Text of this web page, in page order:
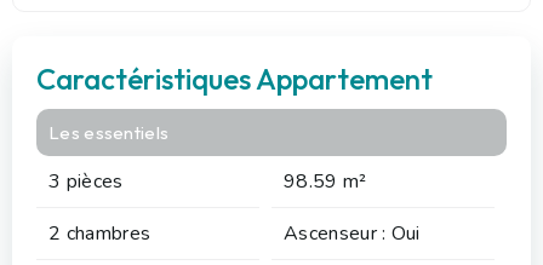
Caractéristiques Appartement
Les essentiels
3 pièces
98.59 m²
2 chambres
Ascenseur : Oui